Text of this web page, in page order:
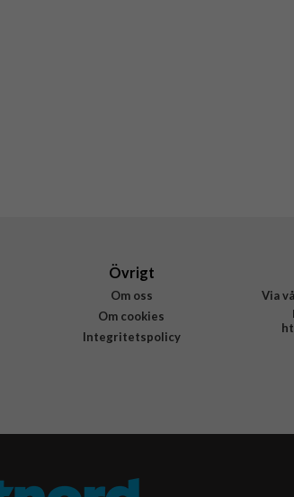
Övrigt
Om oss
Om cookies
Integritetspolicy
Via